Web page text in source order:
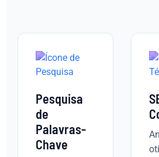
Pesquisa
de
Palavras-
Chave